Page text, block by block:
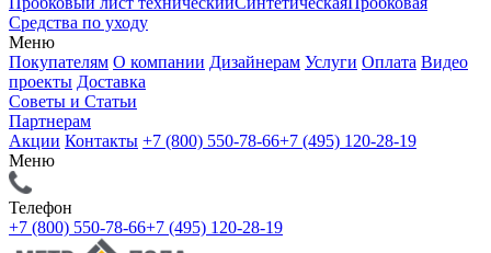
Средства по уходу
Меню
Покупателям О компании Дизайнерам Услуги Оплата Видео
проекты Доставка
Советы и Статьи
Партнерам
Акции Контакты +7 (800) 550-78-66+7 (495) 120-28-19
Меню
Телефон
+7 (800) 550-78-66+7 (495) 120-28-19